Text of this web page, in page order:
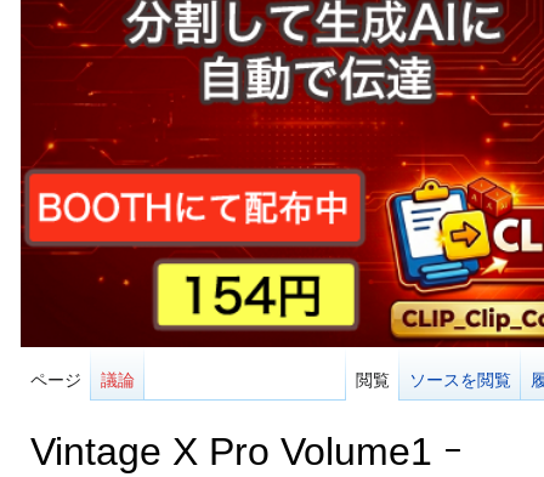
ページ 議論 閲覧 ソースを閲覧
Vintage X Pro Volume1 ｰ